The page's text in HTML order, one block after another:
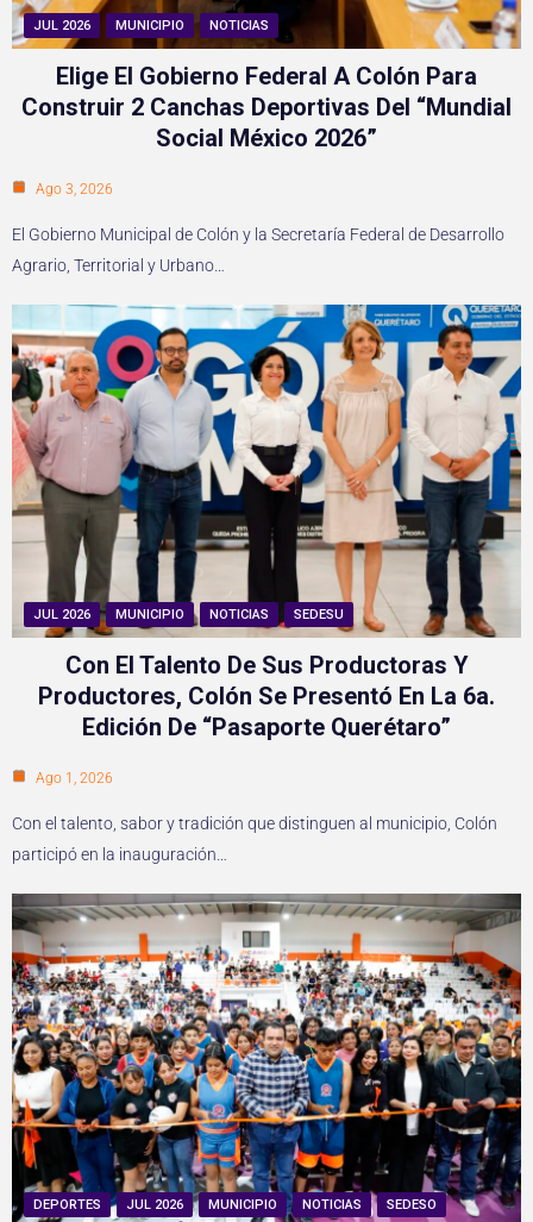
JUL 2026 MUNICIPIO NOTICIAS
Elige El Gobierno Federal A Colón Para
Construir 2 Canchas Deportivas Del “Mundial
Social México 2026”
Ago 3, 2026
El Gobierno Municipal de Colón y la Secretaría Federal de Desarrollo
Agrario, Territorial y Urbano…
JUL 2026 MUNICIPIO NOTICIAS SEDESU
Con El Talento De Sus Productoras Y
Productores, Colón Se Presentó En La 6a.
Edición De “Pasaporte Querétaro”
Ago 1, 2026
Con el talento, sabor y tradición que distinguen al municipio, Colón
participó en la inauguración…
DEPORTES JUL 2026 MUNICIPIO NOTICIAS SEDESO